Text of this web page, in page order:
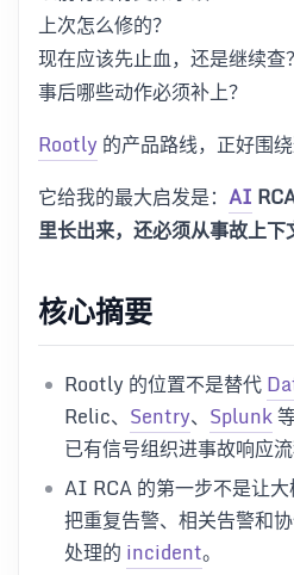
上次怎么修的？
现在应该先止血，还是继续查？
事后哪些动作必须补上？
Rootly 的产品路线，正好围
它给我的最大启发是： AI
里长出来，还必须从事故上下
核心摘要
Rootly 的位置不是替代
Relic、 Sentry、 Splunk
已有信号组织进事故响应流
AI RCA 的第一步不是让
把重复告警、相关告警和
处理的 incident。